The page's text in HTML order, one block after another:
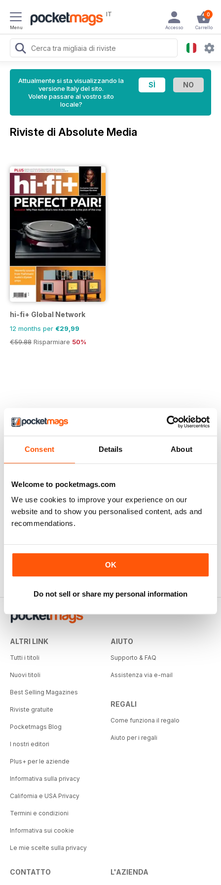
Consent Details About
Welcome to pocketmags.com
We use cookies to improve your experience on our
website and to show you personalised content, ads and
recommendations.
OK
Do not sell or share my personal information
Menu
IT 0
Carrello
Accesso
Attualmente si sta visualizzando la
versione Italy del sito.
Volete passare al vostro sito
locale?
Riviste di Absolute Media
hi-fi+ Global Network
12 months per €29,99
€59.88 Risparmiare 50%
ALTRI LINK
Tutti i titoli
Nuovi titoli
Best Selling Magazines
Riviste gratuite
Pocketmags Blog
I nostri editori
Plus+ per le aziende
Informativa sulla privacy
California e USA Privacy
Termini e condizioni
Informativa sui cookie
Le mie scelte sulla privacy
AIUTO
Supporto & FAQ
Assistenza via e-mail
REGALI
Come funziona il regalo
Aiuto per i regali
CONTATTO L'AZIENDA